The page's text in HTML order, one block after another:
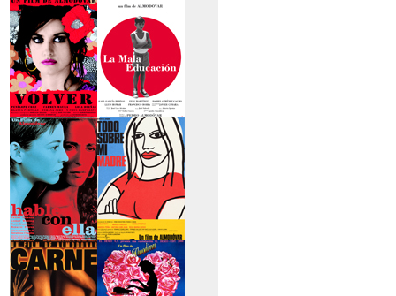
>La piel que habito >Los abrazos rotos
>Volver >La mala educación
>Hable con ella
>Todo sobre mi
madre